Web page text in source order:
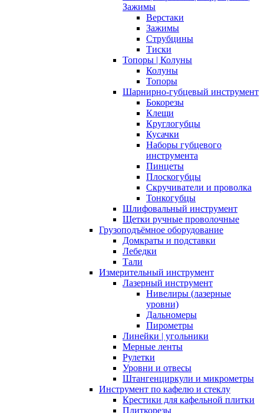
Зажимы
Верстаки
Зажимы
Струбцины
Тиски
Топоры | Колуны
Колуны
Топоры
Шарнирно-губцевый инструмент
Бокорезы
Клещи
Круглогубцы
Кусачки
Наборы губцевого
инструмента
Пинцеты
Плоскогубцы
Скручиватели и проволка
Тонкогубцы
Шлифовальный инструмент
Щетки ручные проволочные
Грузоподъёмное оборудование
Домкраты и подставки
Лебедки
Тали
Измерительный инструмент
Лазерный инструмент
Нивелиры (лазерные
уровни)
Дальномеры
Пирометры
Линейки | угольники
Мерные ленты
Рулетки
Уровни и отвесы
Штангенциркули и микрометры
Инструмент по кафелю и стеклу
Крестики для кафельной плитки
Плиткорезы